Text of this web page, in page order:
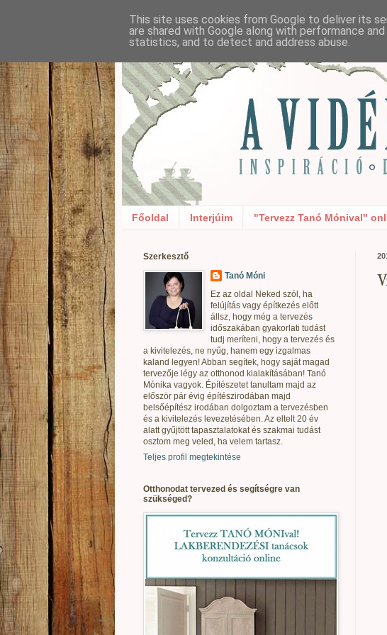
Főoldal Interjúim "Tervezz Tanó Mónival"
Szerkesztő
Tanó Móni
Ez az oldal Neked szól, ha
felújítás vagy építkezés előtt
állsz, hogy még a tervezés
időszakában gyakorlati tudást
tudj meríteni, hogy a tervezés és
a kivitelezés, ne nyűg, hanem egy izgalmas
kaland legyen! Abban segítek, hogy saját magad
tervezője légy az otthonod kialakításában! Tanó
Mónika vagyok. Építészetet tanultam majd az
először pár évig építészirodában majd
belsőépítész irodában dolgoztam a tervezésben
és a kivitelezés levezetésében. Az eltelt 20 év
alatt gyűjtött tapasztalatokat és szakmai tudást
osztom meg veled, ha velem tartasz.
Teljes profil megtekintése
Otthonodat tervezed és segítségre van
szükséged?
This site uses cookies from Google to deliver its
are shared with Google along with performance
statistics, and to detect and address abuse.